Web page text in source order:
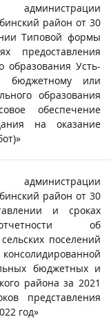
район от 30
Типовой формы
предоставления
образования Усть-
бюджетному или
образования
обеспечение
на оказание
район от 30
и сроках
об
поселений
бюджетных и
района за 2021
представления
год»